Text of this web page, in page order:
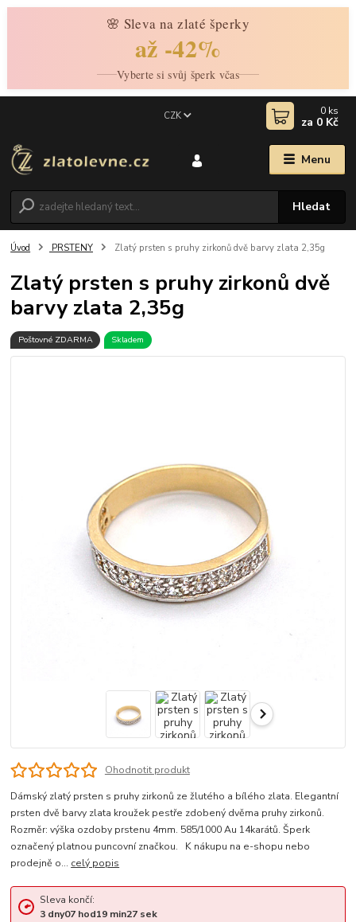
🌸 Sleva na zlaté šperky
až -42%
Vyberte si svůj šperk včas
Menu
CZK
Hledat
0 ks
za 0 Kč
Úvod PRSTENY Zlatý prsten s pruhy zirkonů dvě barvy zlata 2,35g
Zlatý prsten s pruhy zirkonů dvě
barvy zlata 2,35g
Poštovné ZDARMA Skladem
Ohodnotit produkt
Dámský zlatý prsten s pruhy zirkonů ze žlutého a bílého zlata. Elegantní
prsten dvě barvy zlata kroužek pestře zdobený dvěma pruhy zirkonů.
Rozměr: výška ozdoby prstenu 4mm. 585/1000 Au 14karátů. Šperk
označený platnou puncovní značkou. K nákupu na e-shopu nebo
prodejně o... celý popis
Sleva končí:
3 dny07hod19min27sek